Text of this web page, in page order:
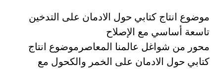
موضوع انتاج كتابي حول الادمان على التدخين
تاسعة أساسي مع الإصلاح
محور من شواغل عالمنا المعاصرموضوع انتاج
كتابي حول الادمان على الخمر والكحول مع